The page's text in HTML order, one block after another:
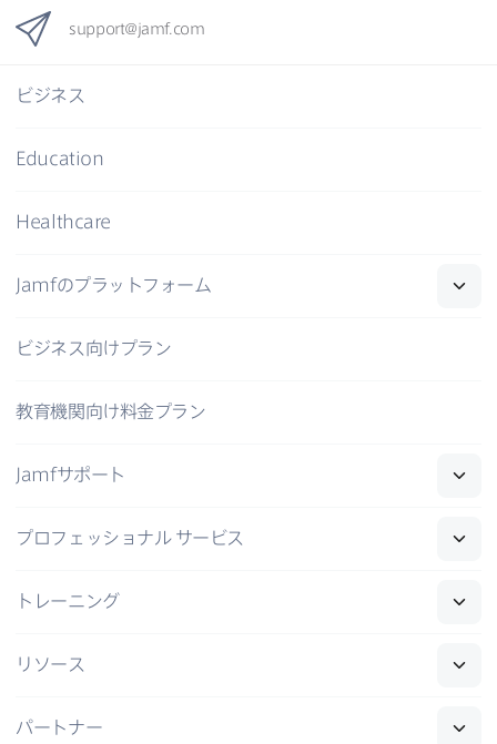
support@jamf. com
ビジネス
Education
Healthcare
Jamfの​プラットフォーム
ビジネス向けプラン
教育機関向け料金プラン
Jamfサポート
プロフェッショナル サービス
トレーニング
リソース
パートナー